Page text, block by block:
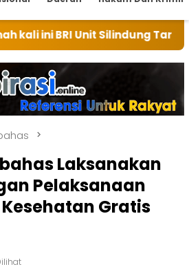
Tarutung Ingatkan
Laksanakan
Pelaksanaan
Gratis